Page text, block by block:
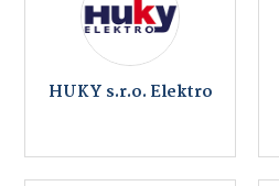
HUKY s.r.o. Elektro